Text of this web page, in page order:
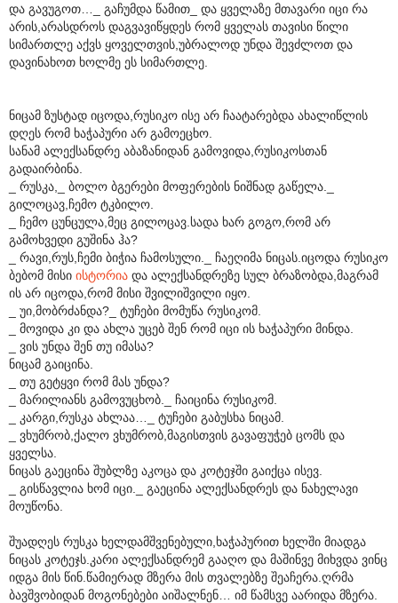
და გავუგოთ…_ გაჩუმდა წამით_ და ყველაზე მთავარი იცი რა
არის,არასდროს დაგვავიწყდეს რომ ყველას თავისი წილი
სიმართლე აქვს ყოველთვის,უბრალოდ უნდა შევძლოთ და
დავინახოთ ხოლმე ეს სიმართლე.
ნიცამ ზუსტად იცოდა,რუსიკო ისე არ ჩაატარებდა ახალიწლის
დღეს რომ ხაჭაპური არ გამოეცხო.
სანამ ალექსანდრე აბაზანიდან გამოვიდა,რუსიკოსთან
გადაირბინა.
_ რუსკა,_ ბოლო ბგერები მოფერების ნიშნად გაწელა._
გილოცავ,ჩემო ტკბილო.
_ ჩემო ცუნცულა,მეც გილოცავ.სადა ხარ გოგო,რომ არ
გამოხვედი გუშინა ჰა?
_ რავი,რუს,ჩემი ბიჭია ჩამოსული._ ჩაეღიმა ნიცას.იცოდა რუსიკო
ბებომ მისი ისტორია და ალექსანდრეზე სულ ბრაზობდა,მაგრამ
ის არ იცოდა,რომ მისი შვილიშვილი იყო.
_ უი,მობრძანდა?_ ტუჩები მომუწა რუსიკომ.
_ მოვიდა კი და ახლა უცებ შენ რომ იცი ის ხაჭაპური მინდა.
_ ვის უნდა შენ თუ იმასა?
ნიცამ გაიცინა.
_ თუ გეტყვი რომ მას უნდა?
_ მარილიანს გამოვუცხობ._ ჩაიცინა რუსიკომ.
_ კარგი,რუსკა ახლაა…_ ტუჩები გაბუსხა ნიცამ.
_ ვხუმრობ,ქალო ვხუმრობ,მაგისთვის გავაფუჭებ ცომს და
ყველსა.
ნიცას გაეცინა შუბლზე აკოცა და კოტეჯში გაიქცა ისევ.
_ გისწავლია ხომ იცი._ გაეცინა ალექსანდრეს და ნახელავი
მოუწონა.
შუადღეს რუსკა ხელდამშვენებული,ხაჭაპურით ხელში მიადგა
ნიცას კოტეჯს.კარი ალექსანდრემ გააღო და მაშინვე მიხვდა ვინც
იდგა მის წინ.წამიერად მზერა მის თვალებზე შეაჩერა.ღრმა
ბავშვობიდან მოგონებები აიშალნენ… იმ წამსვე აარიდა მზერა.